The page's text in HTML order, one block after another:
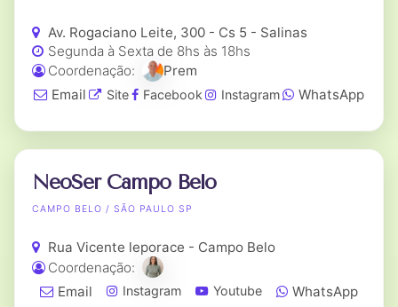
Av. Rogaciano Leite, 300 - Cs 5 - Salinas
Segunda à Sexta de 8hs às 18hs
Coordenação:
Prem
Email
Site Facebook Instagram WhatsApp
NeoSer Campo Belo
CAMPO BELO / SÃO PAULO SP
Rua Vicente leporace - Campo Belo
Coordenação:
Email
Instagram Youtube WhatsApp